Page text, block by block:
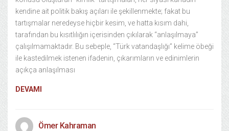
kendine ait politik bakış açıları ile şekillenmekte; fakat bu
tartışmalar neredeyse hiçbir kesim, ve hatta kısım dahi,
tarafından bu kısıtlılığın içerisinden çıkılarak “anlaşılmaya”
çalışılmamaktadır. Bu sebeple, “Türk vatandaşlığı” kelime öbeği
ile kastedilmek istenen ifadenin, çıkarımların ve edinimlerin
açıkça anlaşılması
DEVAMI
Ömer Kahraman